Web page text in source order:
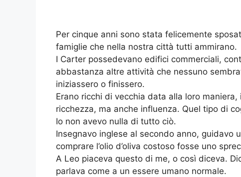
Per cinque anni sono stata felicemente
famiglie che nella nostra città tutti ammirano.
I Carter possedevano edifici commerciali,
abbastanza altre attività che nessuno
iniziassero o finissero.
Erano ricchi di vecchia data alla loro
ricchezza, ma anche influenza. Quel tipo di
Io non avevo nulla di tutto ciò.
Insegnavo inglese al secondo anno, guidavo
comprare l’olio d’oliva costoso fosse uno
A Leo piaceva questo di me, o così diceva.
parlava come a un essere umano normale.